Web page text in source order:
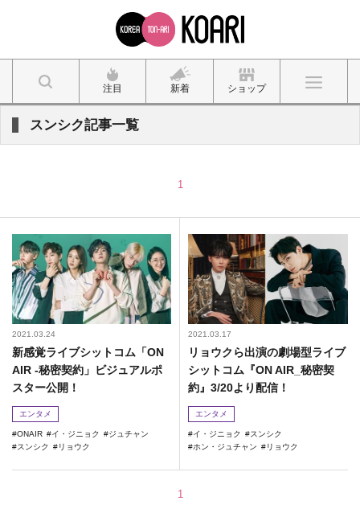
注目 新着 ショップ
スンシク記事一覧
1
2021.03.24
新感覚ライブシットコム「ON
AIR -秘密契約」ビジュアルポ
スター公開！
エンタメ
ONAIR イ・ジニョク
ジュチャン
スンシク
リョウク
2021.03.17
リョウクら出演の劇場型ライブ
シットコム『ON AIR_秘密契
約』3/20より配信！
エンタメ
イ・ジニョク
スンシク
ホン・ジュチャン
リョウク
1